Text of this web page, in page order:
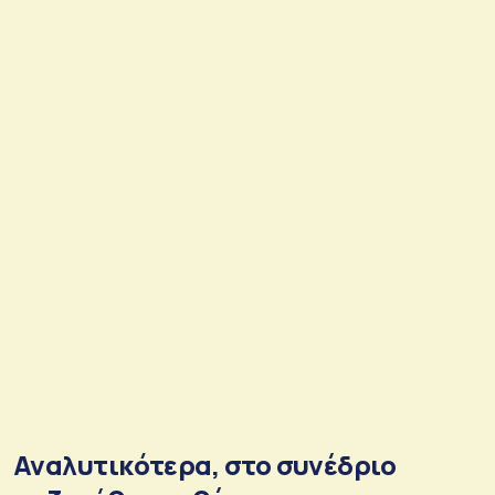
Αναλυτικότερα, στο συνέδριο